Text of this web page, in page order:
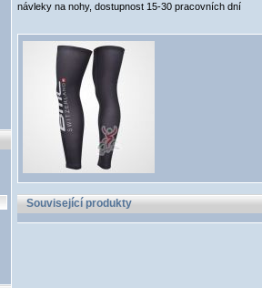
návleky na nohy, dostupnost 15-30 pracovních dní
Související produkty